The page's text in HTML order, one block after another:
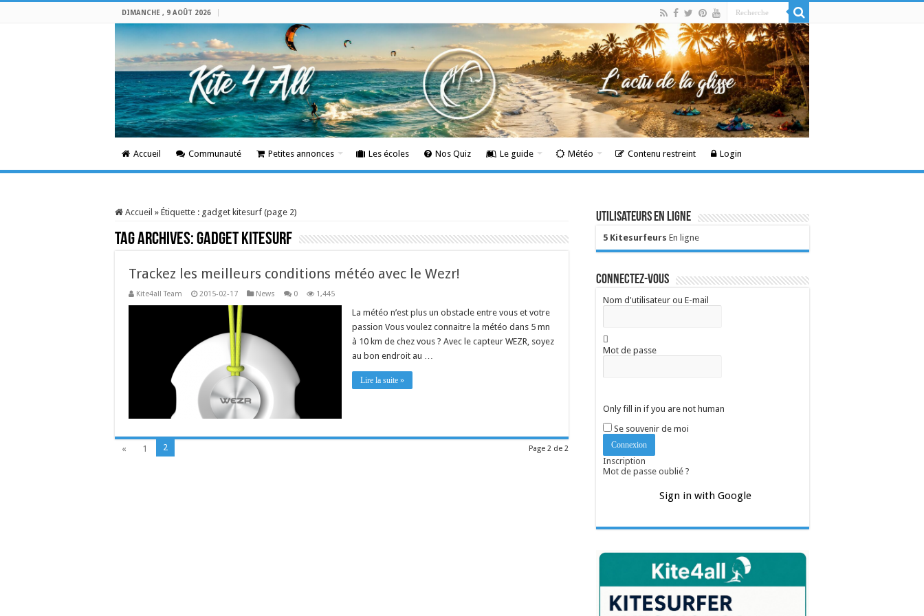
DIMANCHE , 9 AOÛT 2026
Accueil Communauté Petites annonces Les écoles Nos Quiz Le guide Météo Contenu restreint Login
Accueil » Étiquette : gadget kitesurf (page 2)
Tag Archives:gadget kitesurf
Trackez les meilleurs conditions météo avec le Wezr!
Kite4all Team 2015-02-17 News 0 1,445
La météo n’est plus un obstacle entre vous et votre
passion Vous voulez connaitre la météo dans 5 mn
à 10 km de chez vous ? Avec le capteur WEZR, soyez
au bon endroit au …
Lire la suite »
Page 2 de 2
« 1 2
Utilisateurs en ligne
5 Kitesurfeurs En ligne
Connectez-vous
Nom d'utilisateur ou E-mail
Mot de passe
Only fill in if you are not human
Se souvenir de moi
Inscription
Mot de passe oublié ?
Sign in with Google